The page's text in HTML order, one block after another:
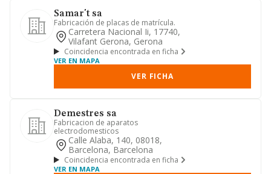
Samar't sa
Fabricación de placas de matrícula.
Carretera Nacional Ii, 17740,
Vilafant Gerona, Gerona
Coincidencia encontrada en ficha
VER EN MAPA
VER FICHA
Demestres sa
Fabricacion de aparatos
electrodomesticos
Calle Alaba, 140, 08018,
Barcelona, Barcelona
Coincidencia encontrada en ficha
VER EN MAPA